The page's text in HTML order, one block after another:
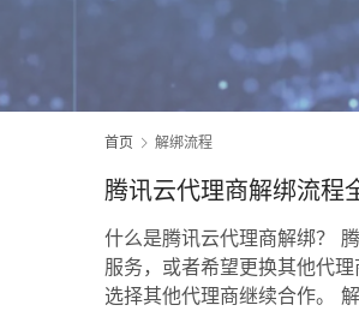
首页 解绑流程
腾讯云代理商解绑流程
什么是腾讯云代理商解绑？
服务，或者希望更换其他代
选择其他代理商继续合作。